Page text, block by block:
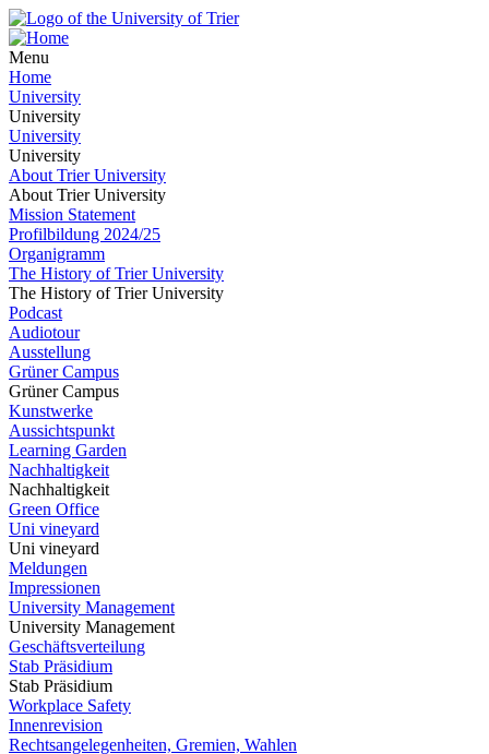
Menu
Home
University
University
University
University
About Trier University
About Trier University
Mission Statement
Profilbildung 2024/25
Organigramm
The History of Trier University
The History of Trier University
Podcast
Audiotour
Ausstellung
Grüner Campus
Grüner Campus
Kunstwerke
Aussichtspunkt
Learning Garden
Nachhaltigkeit
Nachhaltigkeit
Green Office
Uni vineyard
Uni vineyard
Meldungen
Impressionen
University Management
University Management
Geschäftsverteilung
Stab Präsidium
Stab Präsidium
Workplace Safety
Innenrevision
Rechtsangelegenheiten, Gremien, Wahlen